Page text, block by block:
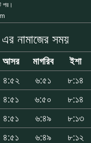
পর।
নামাজের সময়
আসর মাগরিব
ইশা
৪:৫২ ৬:৫১
৮:১৪
৪:৫১ ৬:৫০
৮:১৪
৪:৫১ ৬:৪৯
৮:১৩
৪:৫১ ৬:৪৯
৮:১২